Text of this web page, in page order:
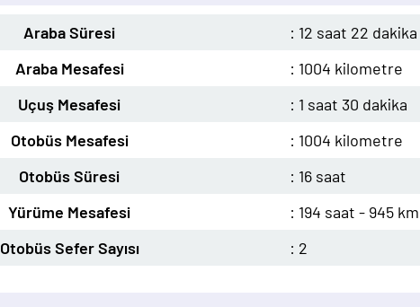
Araba Süresi
: 12 saat 22 dakika
Araba Mesafesi
: 1004 kilometre
Uçuş Mesafesi
: 1 saat 30 dakika
Otobüs Mesafesi
: 1004 kilometre
Otobüs Süresi
: 16 saat
Yürüme Mesafesi
: 194 saat - 945 km
Otobüs Sefer Sayısı
: 2